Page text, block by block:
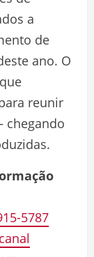
a
de
ano. O
reunir
chegando
5787